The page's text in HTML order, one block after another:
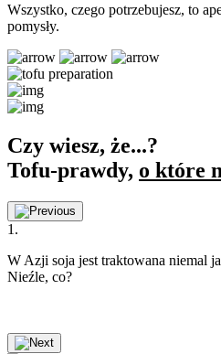
Wszystko, czego potrzebujesz, to
pomysły.
Czy wiesz, że...?
Tofu-prawdy, o które
1.
W Azji soja jest traktowana niemal
Nieźle, co?